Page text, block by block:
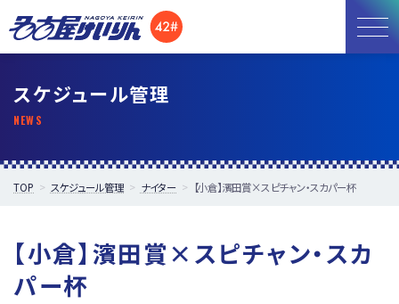
開催日程
施設紹介
所属選手
スケジュール管理
TOP スケジュール管理 ナイター 【小倉】濱田賞×スピチャン・スカパー杯
【小倉】濱田賞×スピチャン・スカ
パー杯